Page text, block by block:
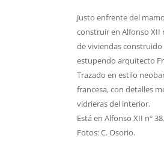
Justo enfrente del
construir en Alfonso XII
de viviendas construido
estupendo arquitecto
Trazado en estilo
francesa, con detalles
vidrieras del interior.
Está en Alfonso XII nº 38.
Fotos: C. Osorio.